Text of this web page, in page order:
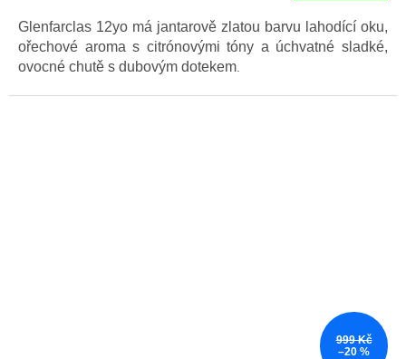
Glenfarclas 12yo má jantarově zlatou barvu lahodící oku,
ořechové aroma s citrónovými tóny a úchvatné sladké,
ovocné chutě s dubovým dotekem
999 Kč
–20 %